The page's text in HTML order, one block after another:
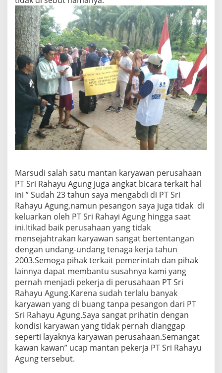
Marsudi salah satu mantan karyawan perusahaan
PT Sri Rahayu Agung juga angkat bicara terkait hal
ini ” Sudah 23 tahun saya mengabdi di PT Sri
Rahayu Agung,namun pesangon saya juga tidak di
keluarkan oleh PT Sri Rahayi Agung hingga saat
ini.Itikad baik perusahaan yang tidak
mensejahtrakan karyawan sangat bertentangan
dengan undang-undang tenaga kerja tahun
2003.Semoga pihak terkait pemerintah dan pihak
lainnya dapat membantu susahnya kami yang
pernah menjadi pekerja di perusahaan PT Sri
Rahayu Agung.Karena sudah terlalu banyak
karyawan yang di buang tanpa pesangon dari PT
Sri Rahayu Agung.Saya sangat prihatin dengan
kondisi karyawan yang tidak pernah dianggap
seperti layaknya karyawan perusahaan.Semangat
kawan kawan” ucap mantan pekerja PT Sri Rahayu
Agung tersebut.